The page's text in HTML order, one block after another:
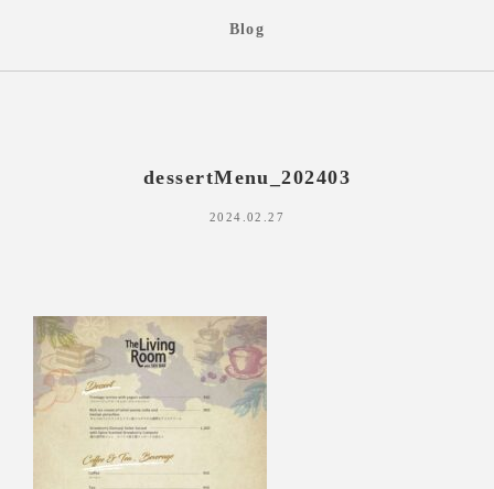
Blog
dessertMenu_202403
2024.02.27